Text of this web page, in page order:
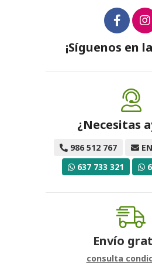
¡Síguenos en
¿Necesitas
986 512 767
637 733 321
Envío
consulta